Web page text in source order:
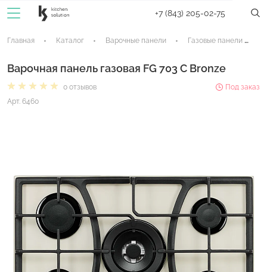
+7 (843) 205-02-75
Главная Каталог Варочные панели Газовые панели
Варочная панель газовая FG 703 C Bronze
0 отзывов
Под заказ
Арт. 6460